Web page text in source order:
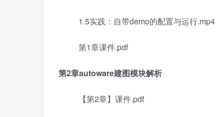
1.5实践：自带demo的配置与运行.mp4
第1章课件.pdf
第2章autoware建图模块解析
【第2章】课件.pdf